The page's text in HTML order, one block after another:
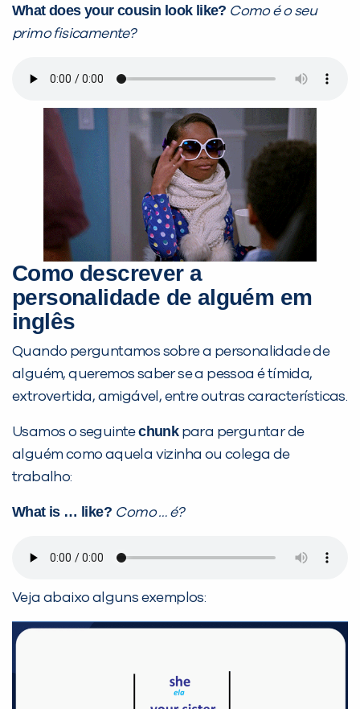
What does your cousin look like? Como é o seu
primo fisicamente?
Como descrever a
personalidade de alguém em
inglês
Quando perguntamos sobre a personalidade de
alguém, queremos saber se a pessoa é tímida,
extrovertida, amigável, entre outras características.
Usamos o seguintechunkpara perguntar de
alguém como aquela vizinha ou colega de
trabalho:
What is … like? Como … é?
Veja abaixo alguns exemplos: